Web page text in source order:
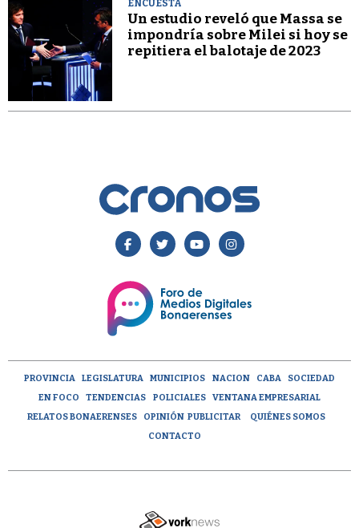
ENCUESTA
Un estudio reveló que Massa se
impondría sobre Milei si hoy se
repitiera el balotaje de 2023
PROVINCIA LEGISLATURA MUNICIPIOS NACION CABA
SOCIEDAD
EN FOCO
TENDENCIAS POLICIALES
VENTANA EMPRESARIAL
RELATOS BONAERENSES
OPINIÓN PUBLICITAR
QUIÉNES SOMOS
CONTACTO